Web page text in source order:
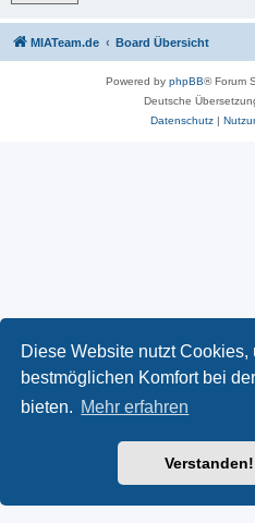
Diese Website nutzt Cookies,
bestmöglichen Komfort bei
bieten. Mehr erfahren
Verstanden!
MIATeam.de Board Übersicht
Powered by phpBB® Forum
Deutsche
Datenschutz|